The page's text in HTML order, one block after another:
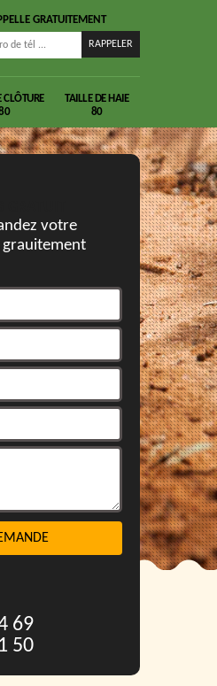
GRATUITEMENT
CLÔTURE
TAILLE DE HAIE
80
votre
grauitement
69
50